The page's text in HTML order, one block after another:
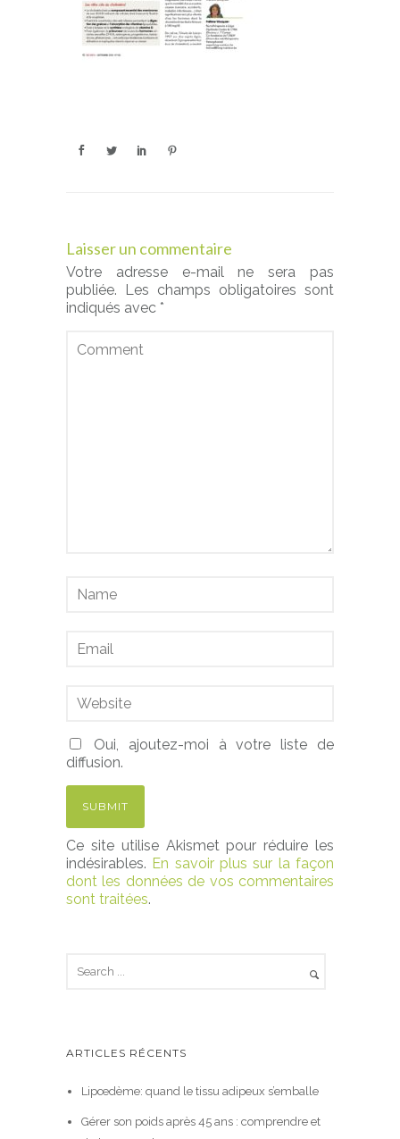
Laisser un commentaire
Votre adresse e-mail ne sera pas
publiée.
Les champs obligatoires sont
indiqués avec *
Oui, ajoutez-moi à votre liste de
diffusion.
Ce site utilise Akismet pour réduire les
indésirables. En savoir plus sur la façon
dont les données de vos commentaires
sont traitées.
ARTICLES RÉCENTS
Lipœdème: quand le tissu adipeux s’emballe
Gérer son poids après 45 ans : comprendre et